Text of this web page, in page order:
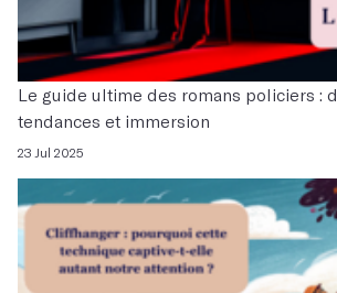
Le guide ultime des romans policiers :
tendances et immersion
23 Jul 2025